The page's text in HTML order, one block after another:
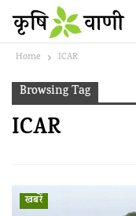
Home ICAR
Browsing Tag
ICAR
खबरें